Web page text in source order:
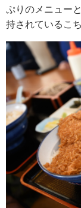
ぷりのメニュー
持されているこ